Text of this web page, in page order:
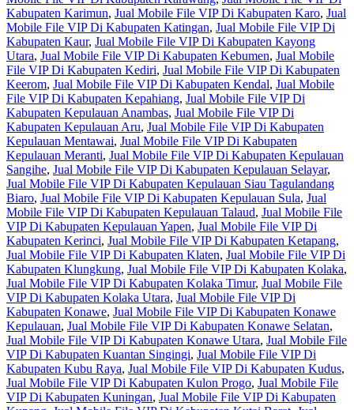
Kabupaten Karimun, Jual Mobile File VIP Di Kabupaten Karo, Jual
Mobile File VIP Di Kabupaten Katingan, Jual Mobile File VIP Di
Kabupaten Kaur, Jual Mobile File VIP Di Kabupaten Kayong
Utara, Jual Mobile File VIP Di Kabupaten Kebumen, Jual Mobile
File VIP Di Kabupaten Kediri, Jual Mobile File VIP Di Kabupaten
Keerom, Jual Mobile File VIP Di Kabupaten Kendal, Jual Mobile
File VIP Di Kabupaten Kepahiang, Jual Mobile File VIP Di
Kabupaten Kepulauan Anambas, Jual Mobile File VIP Di
Kabupaten Kepulauan Aru, Jual Mobile File VIP Di Kabupaten
Kepulauan Mentawai, Jual Mobile File VIP Di Kabupaten
Kepulauan Meranti, Jual Mobile File VIP Di Kabupaten Kepulauan
Sangihe, Jual Mobile File VIP Di Kabupaten Kepulauan Selayar,
Jual Mobile File VIP Di Kabupaten Kepulauan Siau Tagulandang
Biaro, Jual Mobile File VIP Di Kabupaten Kepulauan Sula, Jual
Mobile File VIP Di Kabupaten Kepulauan Talaud, Jual Mobile File
VIP Di Kabupaten Kepulauan Yapen, Jual Mobile File VIP Di
Kabupaten Kerinci, Jual Mobile File VIP Di Kabupaten Ketapang,
Jual Mobile File VIP Di Kabupaten Klaten, Jual Mobile File VIP Di
Kabupaten Klungkung, Jual Mobile File VIP Di Kabupaten Kolaka,
Jual Mobile File VIP Di Kabupaten Kolaka Timur, Jual Mobile File
VIP Di Kabupaten Kolaka Utara, Jual Mobile File VIP Di
Kabupaten Konawe, Jual Mobile File VIP Di Kabupaten Konawe
Kepulauan, Jual Mobile File VIP Di Kabupaten Konawe Selatan,
Jual Mobile File VIP Di Kabupaten Konawe Utara, Jual Mobile File
VIP Di Kabupaten Kuantan Singingi, Jual Mobile File VIP Di
Kabupaten Kubu Raya, Jual Mobile File VIP Di Kabupaten Kudus,
Jual Mobile File VIP Di Kabupaten Kulon Progo, Jual Mobile File
VIP Di Kabupaten Kuningan, Jual Mobile File VIP Di Kabupaten